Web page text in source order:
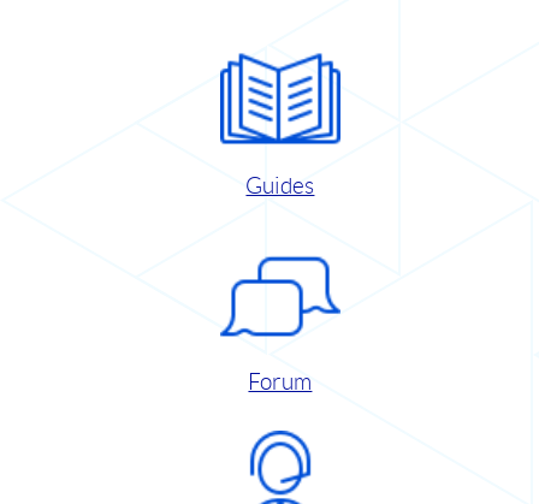
Guides
Forum